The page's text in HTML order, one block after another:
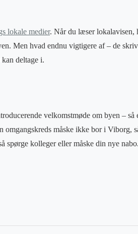
lokale medier. Når du læser lokalavisen,
Men hvad endnu vigtigere af – de
deltage i.
velkomstmøde om byen – så
omgangskreds måske ikke bor i Viborg,
spørge kolleger eller måske din nye nabo.